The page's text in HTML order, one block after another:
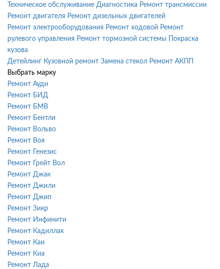
Техническое обслуживание Диагностика Ремонт трансмиссии
Ремонт двигателя Ремонт дизельных двигателей
Ремонт электрооборудования Ремонт ходовой Ремонт
рулевого управления Ремонт тормозной системы
Покраска
кузова
Детейлинг Кузовной ремонт Замена стекол Ремонт АКПП
Выбрать марку
Ремонт Ауди
Ремонт БИД
Ремонт БМВ
Ремонт Бентли
Ремонт Вольво
Ремонт Воя
Ремонт Генезис
Ремонт Грейт Вол
Ремонт Джак
Ремонт Джили
Ремонт Джип
Ремонт Зикр
Ремонт Инфинити
Ремонт Кадиллак
Ремонт Каи
Ремонт Киа
Ремонт Лада